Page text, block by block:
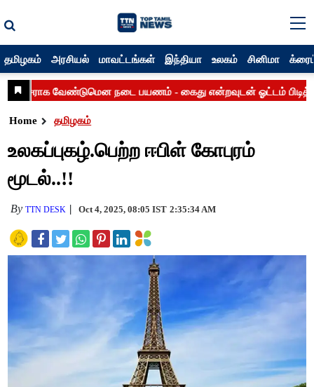
தமிழகம் அரசியல் மாவட்டங்கள் இந்தியா உலகம் சினிமா
Home தமிழகம்
உலகப்புகழ்.பெற்ற ஈபிள் கோபுரம்
மூடல்..!!
ByTTN DESK Oct 4, 2025, 08:05 IST 2:35:34 AM